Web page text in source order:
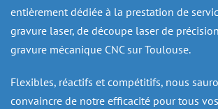
entièrement dédiée à la prestation de
gravure laser, de découpe laser de
gravure mécanique CNC sur Toulouse.
Flexibles, réactifs et compétitifs, nous
convaincre de notre efficacité pour tous